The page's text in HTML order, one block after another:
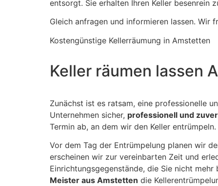
entsorgt. Sie erhalten Ihren Keller besenrein
Gleich anfragen und informieren lassen. Wir
Kostengünstige Kellerräumung in Amstetten
Keller räumen lassen
Zunächst ist es ratsam, eine professionelle
Unternehmen sicher, professionell und
Termin ab, an dem wir den Keller entrümpeln.
Vor dem Tag der Entrümpelung planen wir
erscheinen wir zur vereinbarten Zeit und
Einrichtungsgegenstände, die Sie nicht
Meister aus Amstetten die